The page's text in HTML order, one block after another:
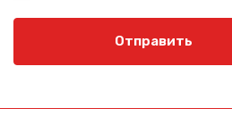
Отправить